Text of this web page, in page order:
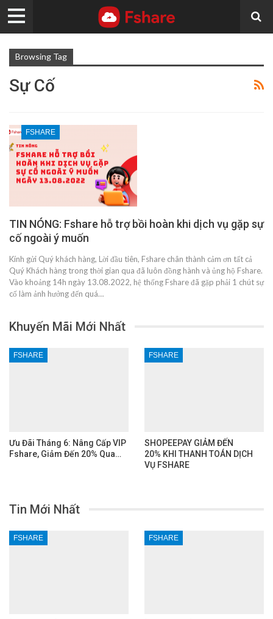
Browsing Tag
Sự Cố
FSHARE
TIN NÓNG: Fshare hỗ trợ bồi hoàn khi dịch vụ gặp sự
cố ngoài ý muốn
Kính gửi Quý khách hàng, Lời đầu tiên, Fshare chân thành cảm ơn tất cả
Quý Khách hàng trong thời gian qua đã luôn đồng hành và ủng hộ Fshare.
Vào khoảng 14h ngày 13.08.2022, hệ thống Fshare đã gặp phải 1 chút sự
cố làm ảnh hưởng đến quá…
Khuyến Mãi Mới Nhất
FSHARE
Ưu Đãi Tháng 6: Nâng Cấp VIP
Fshare, Giảm Đến 20% Qua…
FSHARE
SHOPEEPAY GIẢM ĐẾN
20% KHI THANH TOÁN DỊCH
VỤ FSHARE
Tin Mới Nhất
FSHARE FSHARE